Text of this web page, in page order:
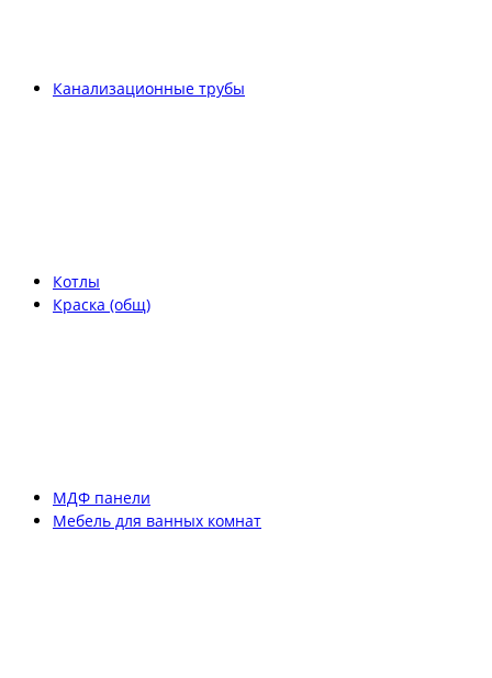
Канализационные трубы
Котлы
Краска (общ)
МДФ панели
Мебель для ванных комнат